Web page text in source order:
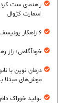
راهنمای ست
اسمارت کژوال
۶ راهکار یونیسف برای پرورش عادت‌های غذایی سالم در کودکان
خودآگاهی؛ راز
موش‌های مبتلا
تولید خوراک